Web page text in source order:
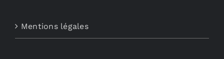
Mentions légales